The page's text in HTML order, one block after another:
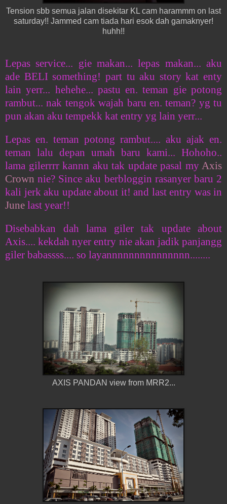
Tension sbb semua jalan disekitar KL cam harammm on last
saturday!! Jammed cam tiada hari esok dah gamaknyer!
huhh!!
Lepas service... gie makan... lepas makan... aku
ade BELI something! part tu aku story kat enty
lain yerr... hehehe... pastu en. teman gie potong
rambut... nak tengok wajah baru en. teman? yg tu
pun akan aku tempekk kat entry yg lain yerr...
Lepas en. teman potong rambut.... aku ajak en.
teman lalu depan umah baru kami... Hohoho..
lama gilerrrr kannn aku tak update pasal my Axis
Crownnie? Since aku berbloggin rasanyer baru 2
kali jerk aku update about it! and last entry was in
June last year!!
Disebabkan dah lama giler tak update about
Axis.... kekdah nyer entry nie akan jadik panjangg
giler babassss.... so layannnnnnnnnnnnnnn........
AXIS PANDAN view from MRR2...